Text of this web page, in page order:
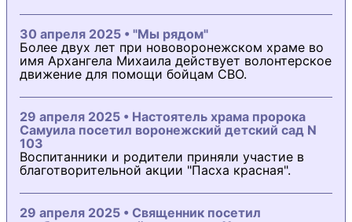
30 апреля 2025 • "Мы рядом"
Более двух лет при нововоронежском храме во
имя Архангела Михаила действует волонтерское
движение для помощи бойцам СВО.
29 апреля 2025 • Настоятель храма пророка
Самуила посетил воронежский детский сад N
103
Воспитанники и родители приняли участие в
благотворительной акции "Пасха красная".
29 апреля 2025 • Священник посетил